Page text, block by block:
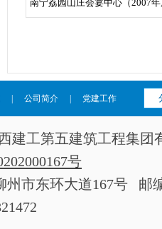
公司简介 党建工作
西建工第五建筑工程集
号
州市东环大道167号 邮